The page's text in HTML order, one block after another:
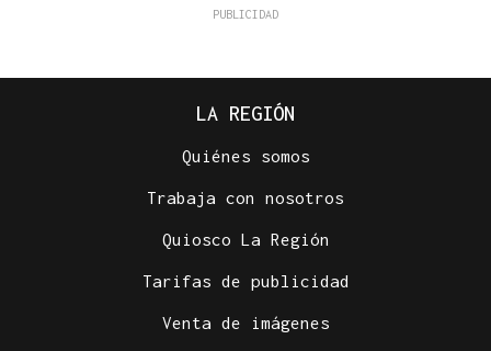
LA REGIÓN
Quiénes somos
Trabaja con nosotros
Quiosco La Región
Tarifas de publicidad
Venta de imágenes